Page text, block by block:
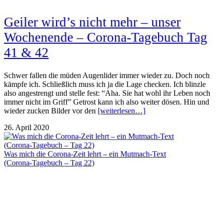
Geiler wird’s nicht mehr – unser
Wochenende – Corona-Tagebuch Tag
41 & 42
Schwer fallen die müden Augenlider immer wieder zu. Doch noch
kämpfe ich. Schließlich muss ich ja die Lage checken. Ich blinzle
also angestrengt und stelle fest: “Aha. Sie hat wohl ihr Leben noch
immer nicht im Griff” Getrost kann ich also weiter dösen. Hin und
wieder zucken Bilder vor den [weiterlesen…]
26. April 2020
Was mich die Corona-Zeit lehrt – ein Mutmach-Text
(Corona-Tagebuch – Tag 22)